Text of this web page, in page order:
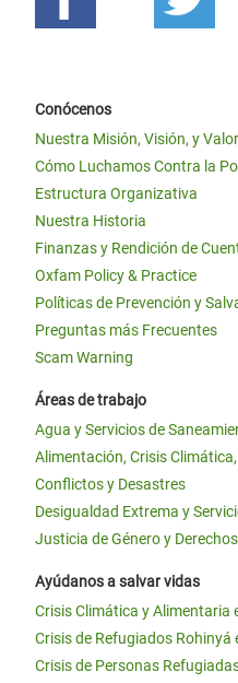
Conócenos
Nuestra Misión, Visión, y
Cómo Luchamos Contra la
Estructura Organizativa
Nuestra Historia
Finanzas y Rendición de
Oxfam Policy & Practice
Políticas de Prevención y
Preguntas más Frecuentes
Scam Warning
Áreas de trabajo
Agua y Servicios de
Alimentación, Crisis
Conflictos y Desastres
Desigualdad Extrema y
Justicia de Género y
Ayúdanos a salvar vidas
Crisis Climática y Alimentaria
Crisis de Refugiados Rohinyá
Crisis de Personas